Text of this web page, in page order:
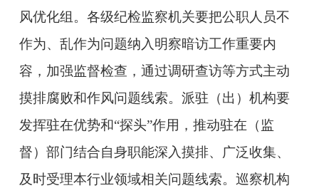
风优化组。各级纪检监察机关要把公职人员不
作为、乱作为问题纳入明察暗访工作重要内
容，加强监督检查，通过调研查访等方式主动
摸排腐败和作风问题线索。派驻（出）机构要
发挥驻在优势和“探头”作用，推动驻在 （监
督）部门结合自身职能深入摸排、广泛收集、
及时受理本行业领域相关问题线索。巡察机构